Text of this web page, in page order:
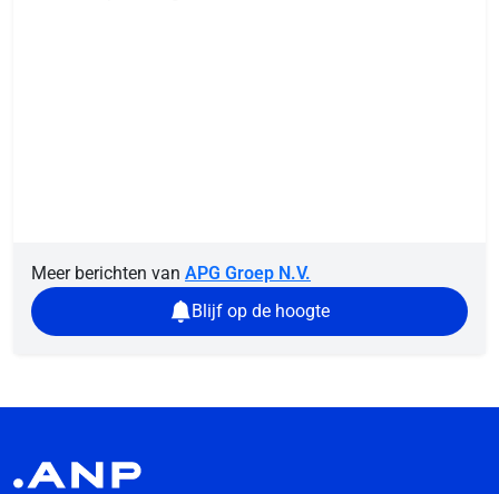
Meer berichten van APG Groep N.V.
Blijf op de hoogte